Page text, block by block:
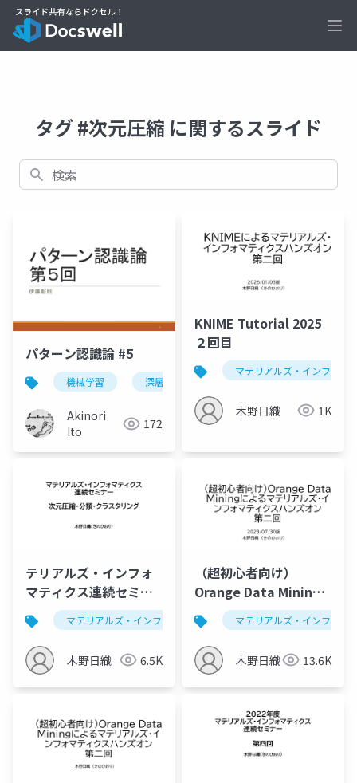
タグ #次元圧縮 に関するスライド
検索
パターン認識論 #5
機械学習 深層学習 パターン認識
Akinori
Ito
172
KNIME Tutorial 2025
２回目
マテリアルズ・インフォマ
木野日織 1K
テリアルズ・インフォ
マティクス連続セミナ
ー，次元圧縮、分類、
クラスタリング，LLM
によるソースコード作
成
マテリアルズ・インフォマティクス データ解析学
木野日織 6.5K
（超初心者向け）
Orange Data Mining
によるマテリアルズ・
インフォマティクスハ
ンズオン第二回
2023/07/30版
マテリアルズ・インフォマ
木野日織 13.6K